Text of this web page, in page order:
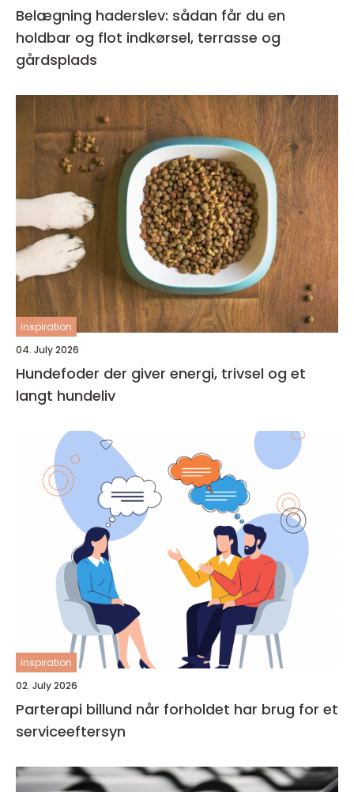
Belægning haderslev: sådan får du en
holdbar og flot indkørsel, terrasse og
gårdsplads
inspiration
04. July 2026
Hundefoder der giver energi, trivsel og et
langt hundeliv
inspiration
02. July 2026
Parterapi billund når forholdet har brug for et
serviceeftersyn